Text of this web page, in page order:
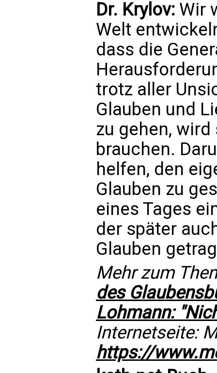
Dr. Krylov: Wir
Welt
dass die
trotz aller
Glauben und
zu gehen,
brauchen.
helfen, den
Glauben zu
eines Tages
der später
Glauben
Mehr zum
des
Lohmann:
Internetseite:
https://